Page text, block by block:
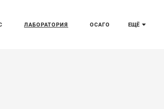
ЕЩЁ
ЛАБОРАТОРИЯ ОСАГО